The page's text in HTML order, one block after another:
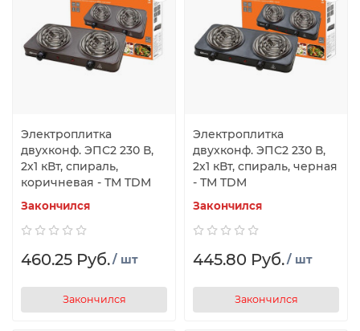
Электроплитка
двухконф. ЭПС2 230 В,
2х1 кВт, спираль,
коричневая - ТМ TDM
Закончился
460.25 Руб./ шт
Закончился
Электроплитка
двухконф. ЭПС2 230 В,
2х1 кВт, спираль, черная
- ТМ TDM
Закончился
445.80 Руб./ шт
Закончился